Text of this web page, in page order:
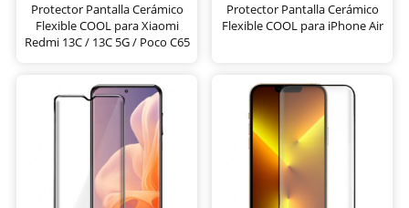
Protector Pantalla Cerámico
Flexible COOL para Xiaomi
Redmi 13C / 13C 5G / Poco C65
Protector Pantalla Cerámico
Flexible COOL para iPhone Air